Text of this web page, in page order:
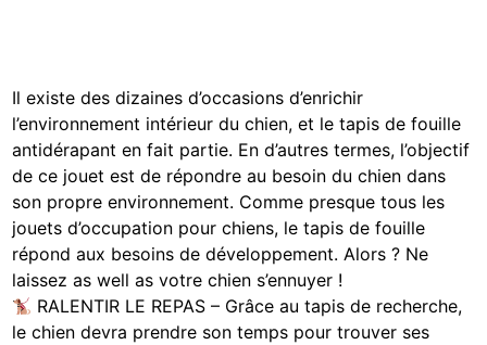
Il existe des dizaines d’occasions d’enrichir
l’environnement intérieur du chien, et le tapis de fouille
antidérapant en fait partie. En d’autres termes, l’objectif
de ce jouet est de répondre au besoin du chien dans
son propre environnement. Comme presque tous les
jouets d’occupation pour chiens, le tapis de fouille
répond aux besoins de développement. Alors ? Ne
laissez as well as votre chien s’ennuyer !
RALENTIR LE REPAS – Grâce au tapis de recherche,
le chien devra prendre son temps pour trouver ses